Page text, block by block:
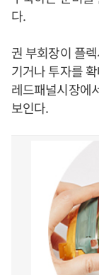
다.
권 부회장이 플
기거나 투자를
레드패널시장에
보인다.